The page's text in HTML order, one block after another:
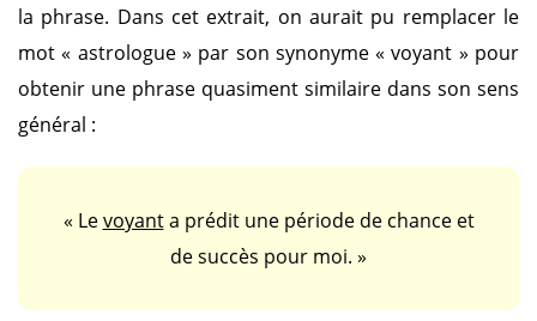
la phrase. Dans cet extrait, on aurait pu remplacer le
mot« astrologue » par son synonyme« voyant » pour
obtenir une phrase quasiment similaire dans son sens
général :
« Levoyanta prédit une période de chance et
de succès pour moi. »